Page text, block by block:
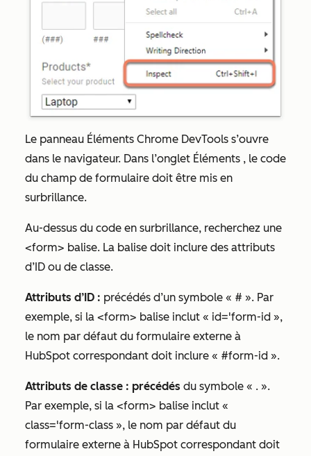
Le panneau Éléments Chrome DevTools s’ouvre
dans le navigateur. Dans l’onglet Éléments , le code
du champ de formulaire doit être mis en
surbrillance.
Au-dessus du code en surbrillance, recherchez une
<form> balise. La balise doit inclure des attributs
d’ID ou de classe.
Attributs d’ID : précédés d’un symbole « # ». Par
exemple, si la <form> balise inclut « id='form-id »,
le nom par défaut du formulaire externe à
HubSpot correspondant doit inclure « #form-id ».
Attributs de classe : précédés du symbole « . ».
Par exemple, si la <form> balise inclut «
class='form-class », le nom par défaut du
formulaire externe à HubSpot correspondant doit